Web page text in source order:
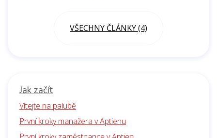
VŠECHNY ČLÁNKY (4)
Jak začít
Vítejte na palubě
První kroky manažera v Aptienu